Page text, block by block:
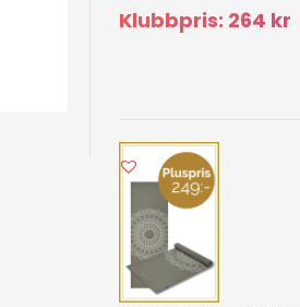
Klubbpris: 264 kr